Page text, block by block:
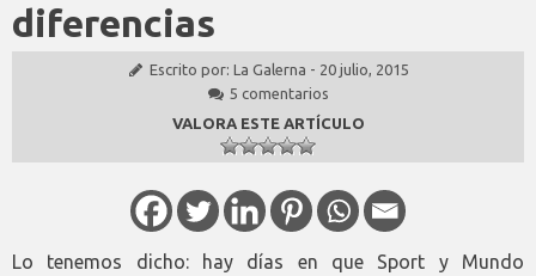
diferencias
Escrito por: La Galerna - 20 julio, 2015
5 comentarios
VALORA ESTE ARTÍCULO
Lo tenemos dicho: hay días en que Sport y Mundo